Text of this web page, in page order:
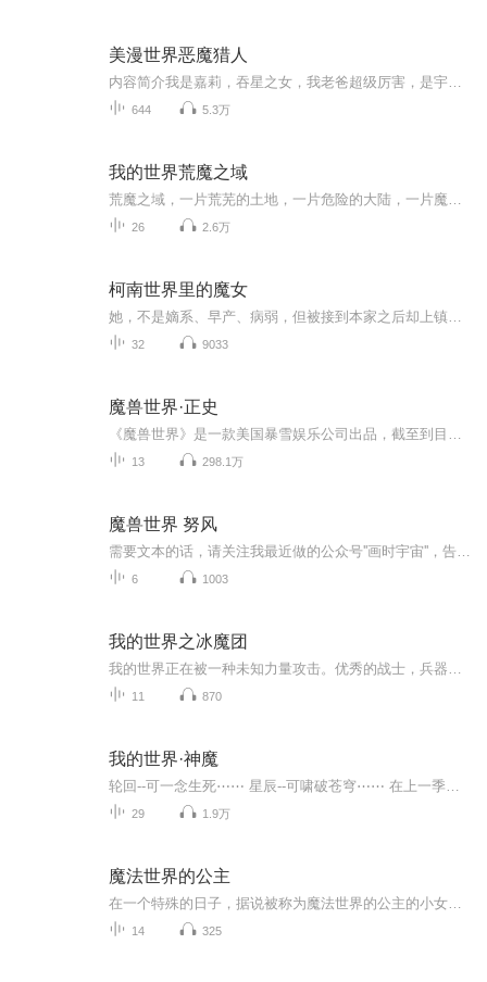
美漫世界恶魔猎人
644 5.3万
我的世界荒魔之域
26 2.6万
柯南世界里的魔女
32 9033
魔兽世界·正史
13 298.1万
魔兽世界 努风
6 1003
我的世界之冰魔团
11 870
我的世界·神魔
29 1.9万
魔法世界的公主
14 325